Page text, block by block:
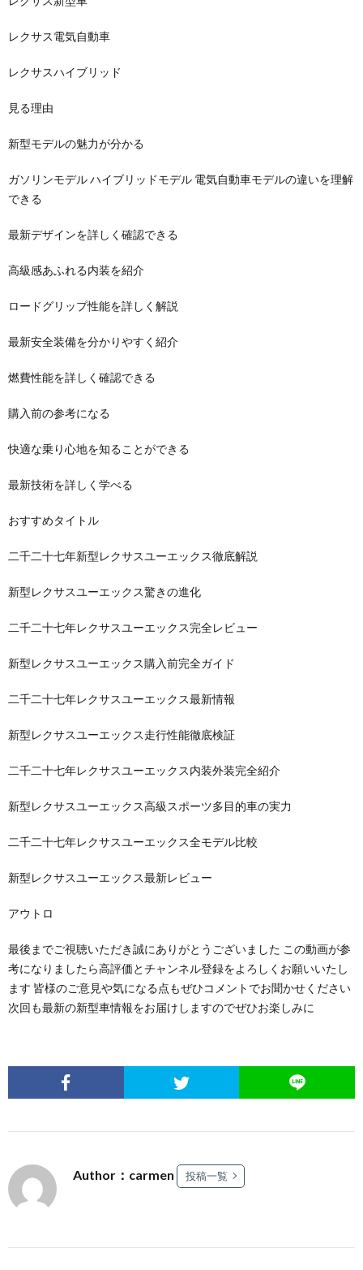
レクサス電気自動車
レクサスハイブリッド
見る理由
新型モデルの魅力が分かる
ガソリンモデル ハイブリッドモデル 電気自動車モデルの違いを理解
できる
最新デザインを詳しく確認できる
高級感あふれる内装を紹介
ロードグリップ性能を詳しく解説
最新安全装備を分かりやすく紹介
燃費性能を詳しく確認できる
購入前の参考になる
快適な乗り心地を知ることができる
最新技術を詳しく学べる
おすすめタイトル
二千二十七年新型レクサスユーエックス徹底解説
新型レクサスユーエックス驚きの進化
二千二十七年レクサスユーエックス完全レビュー
新型レクサスユーエックス購入前完全ガイド
二千二十七年レクサスユーエックス最新情報
新型レクサスユーエックス走行性能徹底検証
二千二十七年レクサスユーエックス内装外装完全紹介
新型レクサスユーエックス高級スポーツ多目的車の実力
二千二十七年レクサスユーエックス全モデル比較
新型レクサスユーエックス最新レビュー
アウトロ
最後までご視聴いただき誠にありがとうございました この動画が参
考になりましたら高評価とチャンネル登録をよろしくお願いいたし
ます 皆様のご意見や気になる点もぜひコメントでお聞かせください
次回も最新の新型車情報をお届けしますのでぜひお楽しみに
Author：carmen 投稿一覧